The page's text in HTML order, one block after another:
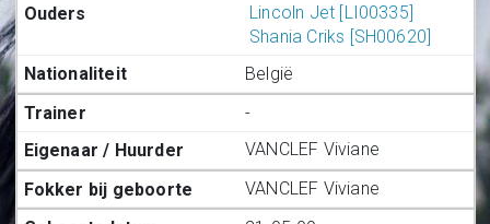
Lincoln Jet [LI00335]
Shania Criks [SH00620]
België
-
VANCLEF Viviane
VANCLEF Viviane